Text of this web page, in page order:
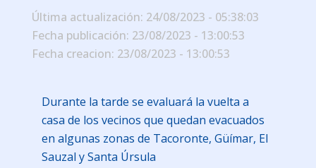
Última actualización: 24/08/2023 - 05:38:03
Fecha publicación: 23/08/2023 - 13:00:53
Fecha creacion: 23/08/2023 - 13:00:53
Durante la tarde se evaluará la vuelta a
casa de los vecinos que quedan evacuados
en algunas zonas de Tacoronte, Güímar, El
Sauzal y Santa Úrsula